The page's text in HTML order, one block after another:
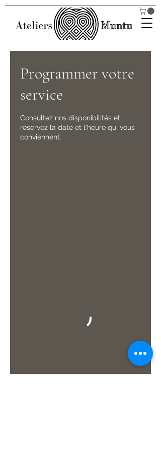
Programmer votre
service
Consultez nos disponibilités et
réservez la date et l'heure qui vous
conviennent.